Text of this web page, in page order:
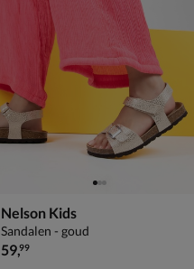
Nelson Kids
Sandalen - goud
€ 59,99
59,99